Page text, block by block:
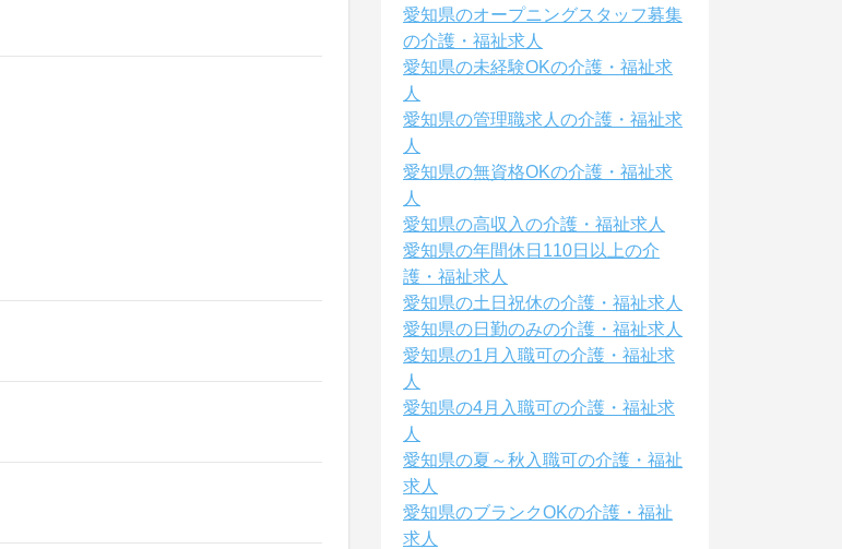
愛知県のオープニングスタッフ募集
の介護・福祉求人
愛知県の未経験OKの介護・福祉求
人
愛知県の管理職求人の介護・福祉求
人
愛知県の無資格OKの介護・福祉求
人
愛知県の高収入の介護・福祉求人
愛知県の年間休日110日以上の介
護・福祉求人
愛知県の土日祝休の介護・福祉求人
愛知県の日勤のみの介護・福祉求人
愛知県の1月入職可の介護・福祉求
人
愛知県の4月入職可の介護・福祉求
人
愛知県の夏～秋入職可の介護・福祉
求人
愛知県のブランクOKの介護・福祉
求人